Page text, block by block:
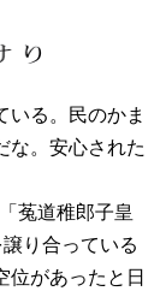
いる。民のかま
な。安心された
菟道稚郎子皇
り合っている
位があったと日